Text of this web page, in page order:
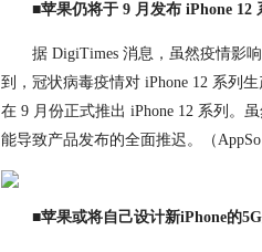
■苹果仍将于 9 月发布 iPhone 12
据 DigiTimes 消息，虽然疫情影
到，冠状病毒疫情对 iPhone 12 系列
在 9 月份正式推出 iPhone 12 系列。
能导致产品发布的全面推迟。（AppSo
■苹果或将自己设计新iPhone的